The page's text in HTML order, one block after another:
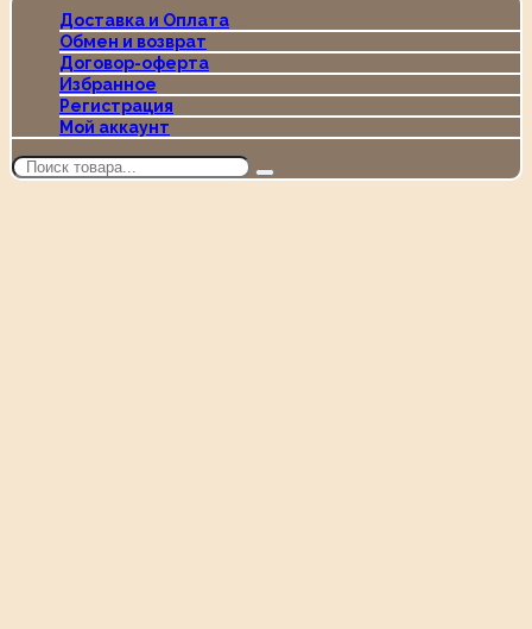
Доставка и Оплата
Обмен и возврат
Договор-оферта
Избранное
Регистрация
Мой аккаунт